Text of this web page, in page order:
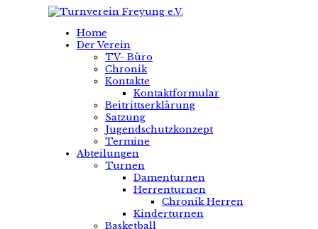
Home
Der Verein
TV- Büro
Chronik
Kontakte
Kontaktformular
Beitrittserklärung
Satzung
Jugendschutzkonzept
Termine
Abteilungen
Turnen
Damenturnen
Herrenturnen
Chronik Herren
Kinderturnen
Basketball